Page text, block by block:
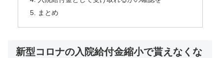
まとめ
新型コロナの入院給付金縮小で貰えなくな